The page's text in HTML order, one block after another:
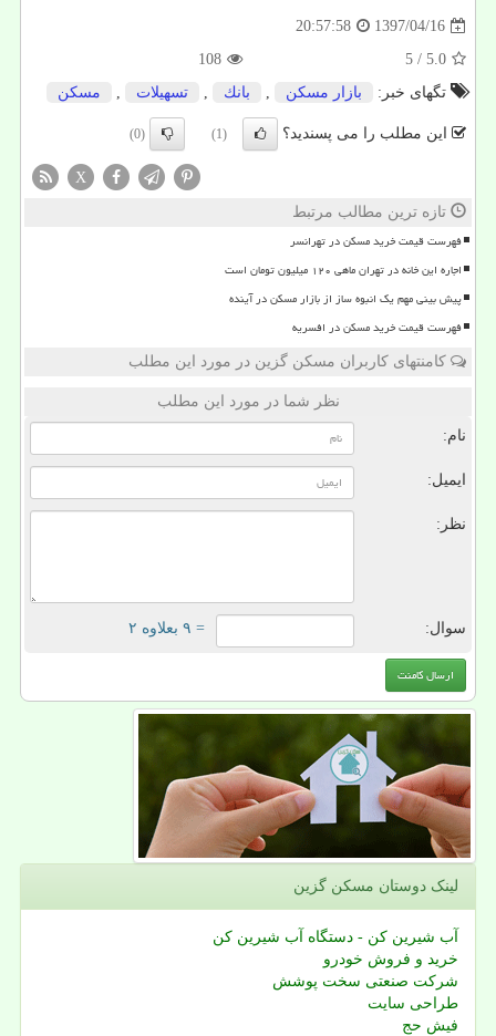
1397/04/16
20:57:58
5.0
/ 5
108
تگهای خبر:
بازار مسكن , بانك , تسهیلات , مسكن
این مطلب را می پسندید؟ (1)
(0)
X
تازه ترین مطالب مرتبط
فهرست قیمت خرید مسکن در تهرانسر
اجاره این خانه در تهران ماهی ۱۲۰ میلیون تومان است
پیش بینی مهم یک انبوه ساز از بازار مسکن در آینده
فهرست قیمت خرید مسکن در افسریه
کامنتهای کاربران مسکن گزین در مورد این مطلب
نظر شما در مورد این مطلب
نام:
ایمیل:
نظر:
سوال: = ۹ بعلاوه ۲
لینک دوستان مسكن گزین
آب شیرین کن - دستگاه آب شیرین کن
خرید و فروش خودرو
شرکت صنعتی سخت پوشش
طراحی سایت
فیش حج